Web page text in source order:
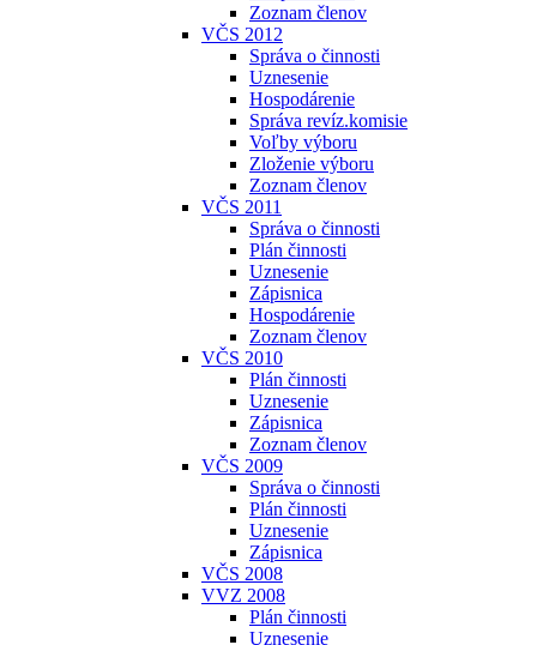
Zoznam členov
VČS 2012
Správa o činnosti
Uznesenie
Hospodárenie
Správa revíz.komisie
Voľby výboru
Zloženie výboru
Zoznam členov
VČS 2011
Správa o činnosti
Plán činnosti
Uznesenie
Zápisnica
Hospodárenie
Zoznam členov
VČS 2010
Plán činnosti
Uznesenie
Zápisnica
Zoznam členov
VČS 2009
Správa o činnosti
Plán činnosti
Uznesenie
Zápisnica
VČS 2008
VVZ 2008
Plán činnosti
Uznesenie